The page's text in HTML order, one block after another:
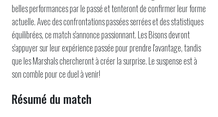
belles performances par le passé et tenteront de confirmer leur forme
actuelle. Avec des confrontations passées serrées et des statistiques
équilibrées, ce match s'annonce passionnant. Les Bisons devront
s'appuyer sur leur expérience passée pour prendre l'avantage, tandis
que les Marshals chercheront à créer la surprise. Le suspense est à
son comble pour ce duel à venir!
Résumé du match